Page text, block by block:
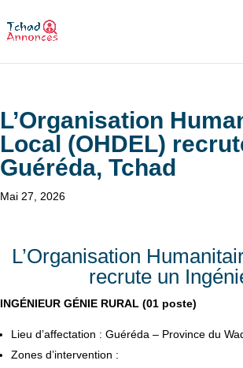
L’Organisation
Local (OHDEL)
Guéréda, Tchad
Mai 27, 2026
L’Organisation
recrute un
INGÉNIEUR GÉNIE RURAL (01 poste)
Lieu d’affectation : Guéréda – Province du
Zones d’intervention :